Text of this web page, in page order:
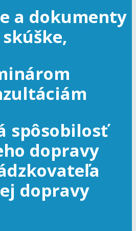
a dokumenty
spôsobilosť
dopravy
dopravy